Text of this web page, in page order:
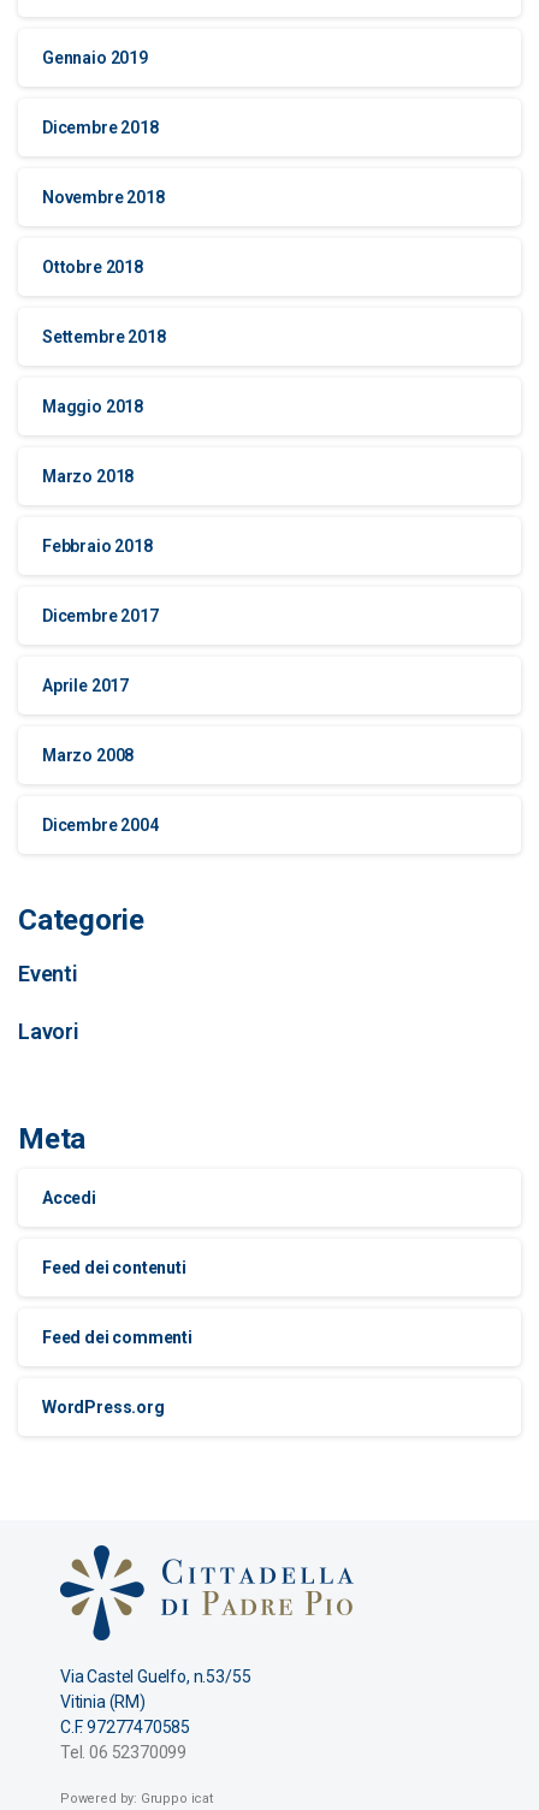
Gennaio 2019
Dicembre 2018
Novembre 2018
Ottobre 2018
Settembre 2018
Maggio 2018
Marzo 2018
Febbraio 2018
Dicembre 2017
Aprile 2017
Marzo 2008
Dicembre 2004
Categorie
Eventi
Lavori
Meta
Accedi
Feed dei contenuti
Feed dei commenti
WordPress.org
Via Castel Guelfo, n.53/55
Vitinia (RM)
C.F. 97277470585
Tel. 06 52370099
Powered by: Gruppo icat